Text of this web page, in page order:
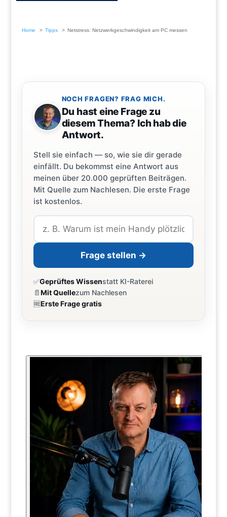
Home Tipps Netstress: Netzwerkgeschwindigkeit am PC messen
NOCH FRAGEN? FRAG MICH.
Du hast eine Frage zu
diesem Thema? Ich hab die
Antwort.
Stell sie einfach — so, wie sie dir gerade
einfällt. Du bekommst eine Antwort aus
meinen über 20.000 geprüften Beiträgen.
Mit Quelle zum Nachlesen. Die erste Frage
ist kostenlos.
Frage stellen →
✅Geprüftes Wissenstatt KI-Raterei
📄Mit Quellezum Nachlesen
🆓Erste Frage gratis